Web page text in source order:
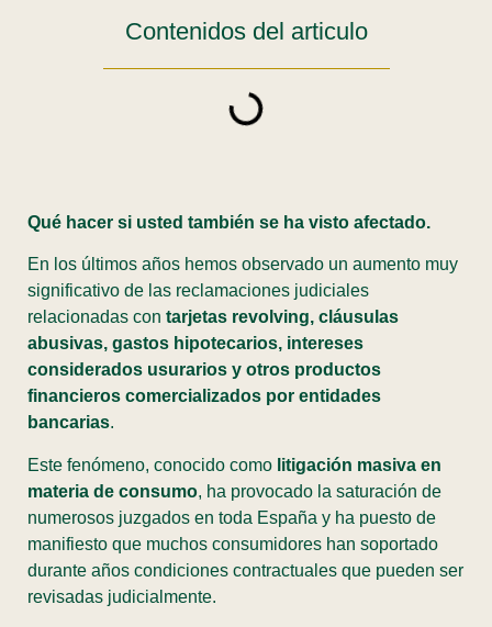
Contenidos del articulo
Qué hacer si usted también se ha visto afectado.
En los últimos años hemos observado un aumento muy
significativo de las reclamaciones judiciales
relacionadas con tarjetas revolving, cláusulas
abusivas, gastos hipotecarios, intereses
considerados usurarios y otros productos
financieros comercializados por entidades
bancarias.
Este fenómeno, conocido como litigación masiva en
materia de consumo, ha provocado la saturación de
numerosos juzgados en toda España y ha puesto de
manifiesto que muchos consumidores han soportado
durante años condiciones contractuales que pueden ser
revisadas judicialmente.